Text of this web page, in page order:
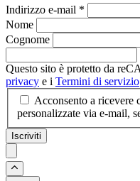
Indirizzo e-mail *
Nome
Cognome
Questo sito è protetto da
privacy e i Termini di servizio
Acconsento a ricevere
personalizzate via e-mail,
Iscriviti